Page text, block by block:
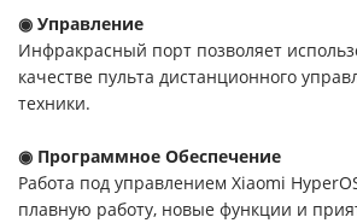
◉ Управление
Инфракрасный порт позволяет
качестве пульта дистанционного
техники.
◉ Программное Обеспечение
Работа под управлением Xiaomi
плавную работу, новые функции и